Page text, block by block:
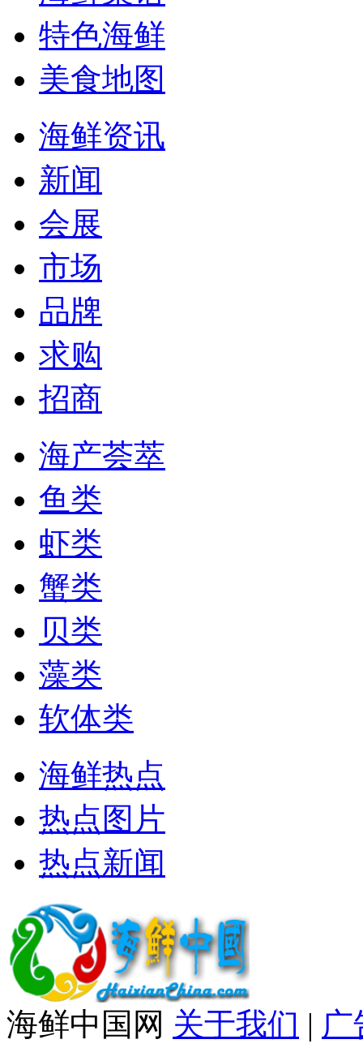
特色海鲜
美食地图
海鲜资讯
新闻
会展
市场
品牌
求购
招商
海产荟萃
鱼类
虾类
蟹类
贝类
藻类
软体类
海鲜热点
热点图片
热点新闻
海鲜中国网 关于我们 | 广